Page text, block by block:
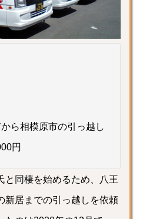
ら相模原市の引っ越し
円
と同棲を始めるため、八王
新居までの引っ越しを依頼